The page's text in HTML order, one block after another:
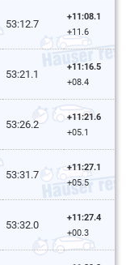
53:12.7
+11:08.1
+11.6
53:21.1
+11:16.5
+08.4
53:26.2
+11:21.6
+05.1
53:31.7
+11:27.1
+05.5
53:32.0
+11:27.4
+00.3